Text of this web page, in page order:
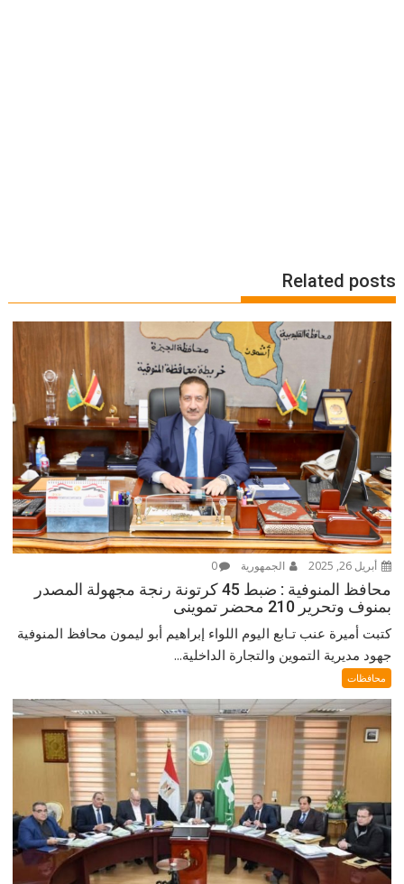
Related posts
أبريل 26, 2025 الجمهورية 0
محافظ المنوفية : ضبط 45 كرتونة رنجة مجهولة المصدر
بمنوف وتحرير 210 محضر تموينى
كتبت أميرة عنب تـابع اليوم اللواء إبراهيم أبو ليمون محافظ المنوفية
جهود مديرية التموين والتجارة الداخلية...
محافظات